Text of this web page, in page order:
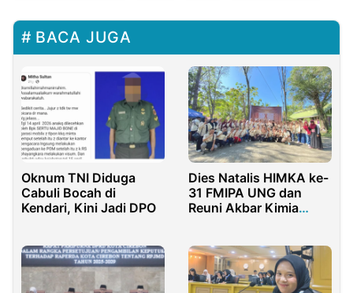
BACA JUGA
Oknum TNI Diduga
Cabuli Bocah di
Kendari, Kini Jadi DPO
Dies Natalis HIMKA ke-
31 FMIPA UNG dan
Reuni Akbar Kimia
Gala Dinner